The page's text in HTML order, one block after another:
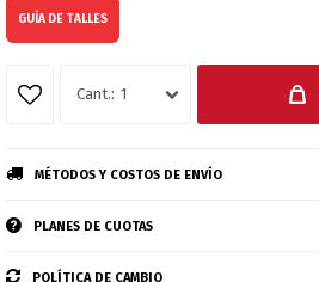
GUÍA DE TALLES
1
MÉTODOS Y COSTOS DE ENVÍO
PLANES DE CUOTAS
POLÍTICA DE CAMBIO